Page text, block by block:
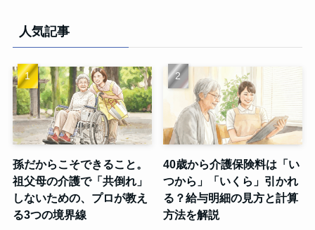
人気記事
孫だからこそできること。
祖父母の介護で「共倒れ」
しないための、プロが教え
る3つの境界線
40歳から介護保険料は「い
つから」「いくら」引かれ
る？給与明細の見方と計算
方法を解説